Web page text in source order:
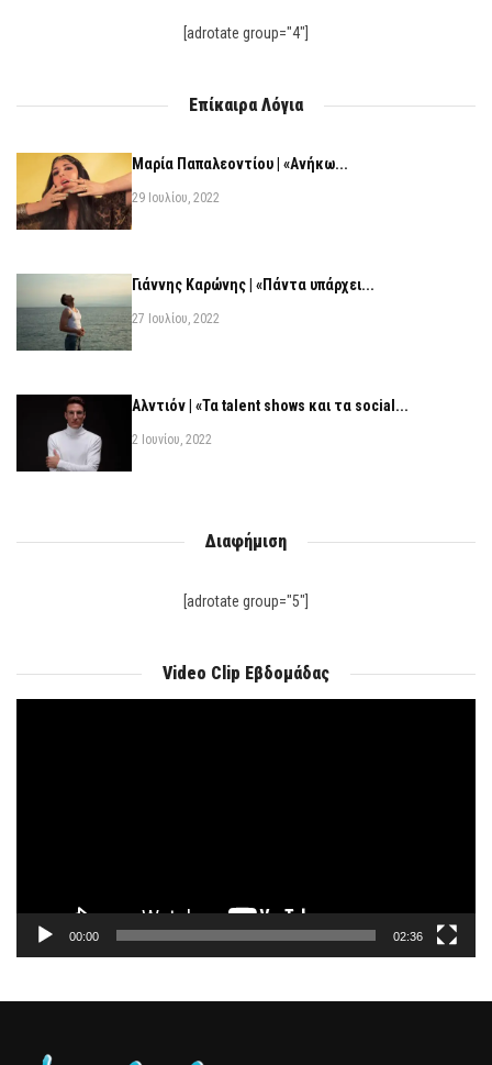
[adrotate group="4"]
Επίκαιρα Λόγια
Μαρία Παπαλεοντίου | «Ανήκω...
29 Ιουλίου, 2022
Γιάννης Καρώνης | «Πάντα υπάρχει...
27 Ιουλίου, 2022
Αλντιόν | «Τα talent shows και τα social...
2 Ιουνίου, 2022
Διαφήμιση
[adrotate group="5"]
Video Clip Εβδομάδας
00:00 02:36